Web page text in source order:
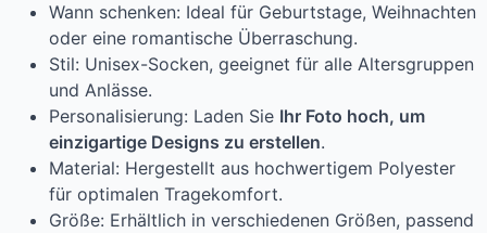
Wann schenken: Ideal für Geburtstage, Weihnachten
oder eine romantische Überraschung.
Stil: Unisex-Socken, geeignet für alle Altersgruppen
und Anlässe.
Personalisierung: Laden Sie Ihr Foto hoch, um
einzigartige Designs zu erstellen.
Material: Hergestellt aus hochwertigem Polyester
für optimalen Tragekomfort.
Größe: Erhältlich in verschiedenen Größen, passend